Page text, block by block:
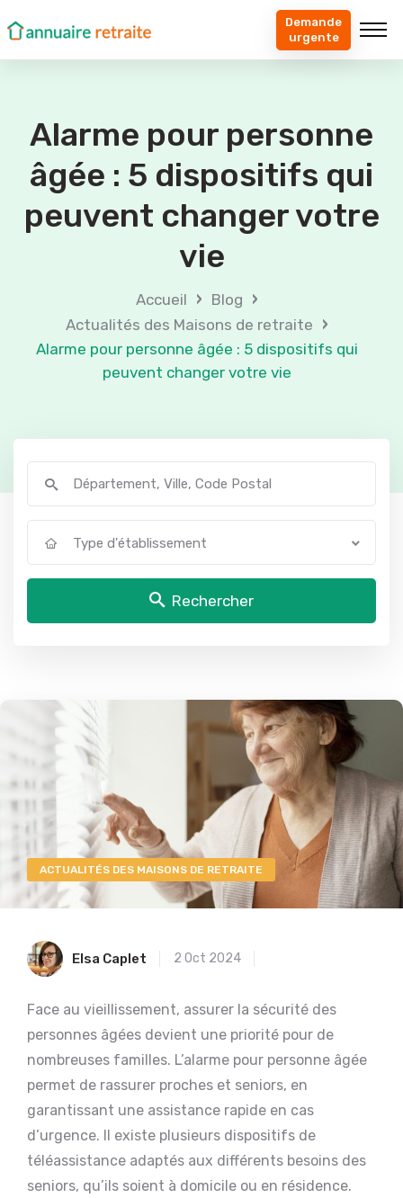
Demande
urgente
Alarme pour personne
âgée : 5 dispositifs qui
peuvent changer votre
vie
Accueil › Blog ›
Actualités des Maisons de retraite ›
Alarme pour personne âgée : 5 dispositifs qui
peuvent changer votre vie
Type d'établissement
Rechercher
ACTUALITÉS DES MAISONS DE RETRAITE
Elsa Caplet 2 Oct 2024
Face au vieillissement, assurer la sécurité des
personnes âgées devient une priorité pour de
nombreuses familles. L’alarme pour personne âgée
permet de rassurer proches et seniors, en
garantissant une assistance rapide en cas
d’urgence. Il existe plusieurs dispositifs de
téléassistance adaptés aux différents besoins des
seniors, qu’ils soient à domicile ou en résidence.